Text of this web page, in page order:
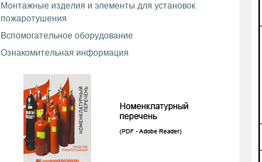
Монтажные изделия и элементы для установок
пожаротушения
Вспомогательное оборудование
Ознакомительная информация